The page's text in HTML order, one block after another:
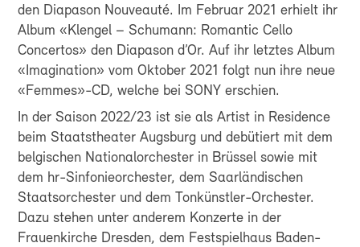
den Diapason Nouveauté. Im Februar 2021 erhielt ihr
Album «Klengel – Schumann: Romantic Cello
Concertos» den Diapason d’Or. Auf ihr letztes Album
«Imagination» vom Oktober 2021 folgt nun ihre neue
«Femmes»-CD, welche bei SONY erschien.
In der Saison 2022/23 ist sie als Artist in Residence
beim Staatstheater Augsburg und debütiert mit dem
belgischen Nationalorchester in Brüssel sowie mit
dem hr-Sinfonieorchester, dem Saarländischen
Staatsorchester und dem Tonkünstler-Orchester.
Dazu stehen unter anderem Konzerte in der
Frauenkirche Dresden, dem Festspielhaus Baden-